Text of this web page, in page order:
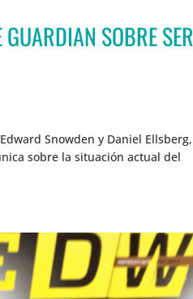
SOBRE SER
Snowden y Daniel Ellsberg,
sobre la situación actual del